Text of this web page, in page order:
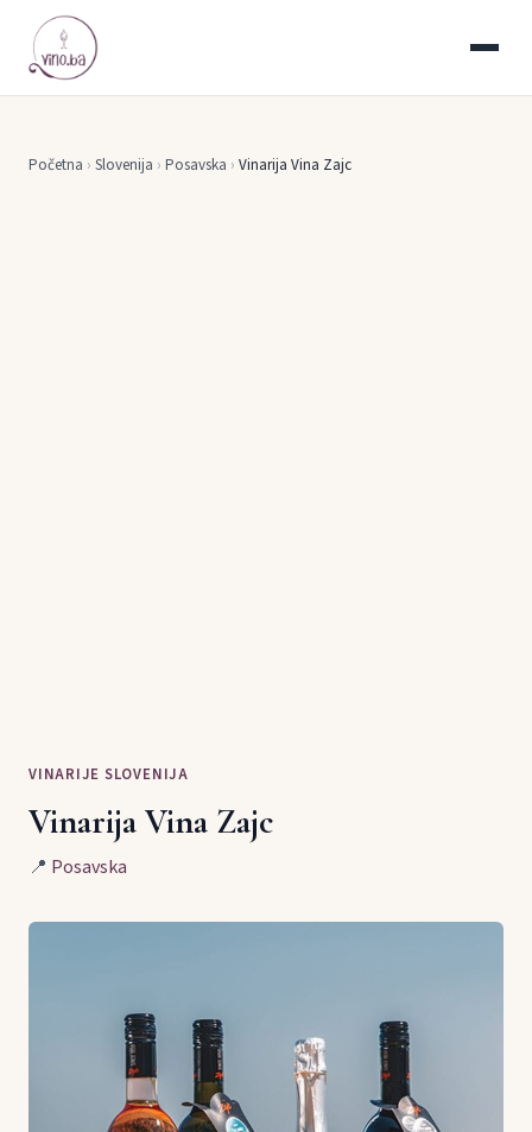
Početna › Slovenija › Posavska › Vinarija Vina Zajc
VINARIJE SLOVENIJA
Vinarija Vina Zajc
📍 Posavska